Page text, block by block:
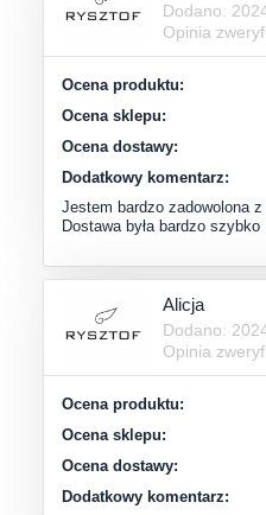
Dodano:
Opinia
Ocena produktu:
Ocena sklepu:
Ocena dostawy:
Dodatkowy komentarz:
Jestem bardzo zadowolona
Dostawa była bardzo szybko
Alicja
Dodano:
Opinia
Ocena produktu:
Ocena sklepu:
Ocena dostawy:
Dodatkowy komentarz: